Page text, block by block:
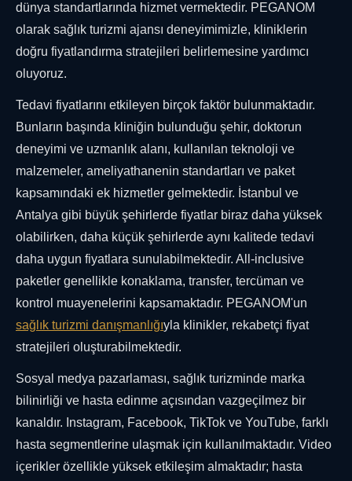
dünya standartlarında hizmet vermektedir. PEGANOM
olarak sağlık turizmi ajansı deneyimimizle, kliniklerin
doğru fiyatlandırma stratejileri belirlemesine yardımcı
oluyoruz.
Tedavi fiyatlarını etkileyen birçok faktör bulunmaktadır.
Bunların başında kliniğin bulunduğu şehir, doktorun
deneyimi ve uzmanlık alanı, kullanılan teknoloji ve
malzemeler, ameliyathanenin standartları ve paket
kapsamındaki ek hizmetler gelmektedir. İstanbul ve
Antalya gibi büyük şehirlerde fiyatlar biraz daha yüksek
olabilirken, daha küçük şehirlerde aynı kalitede tedavi
daha uygun fiyatlara sunulabilmektedir. All-inclusive
paketler genellikle konaklama, transfer, tercüman ve
kontrol muayenelerini kapsamaktadır. PEGANOM'un
sağlık turizmi danışmanlığıyla klinikler, rekabetçi fiyat
stratejileri oluşturabilmektedir.
Sosyal medya pazarlaması, sağlık turizminde marka
bilinirliği ve hasta edinme açısından vazgeçilmez bir
kanaldır. Instagram, Facebook, TikTok ve YouTube, farklı
hasta segmentlerine ulaşmak için kullanılmaktadır. Video
içerikler özellikle yüksek etkileşim almaktadır; hasta